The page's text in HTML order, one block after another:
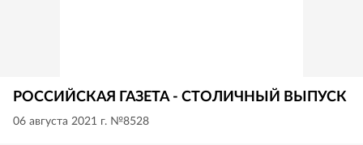
РОССИЙСКАЯ ГАЗЕТА - СТОЛИЧНЫЙ ВЫПУСК
06 августа 2021 г. №8528